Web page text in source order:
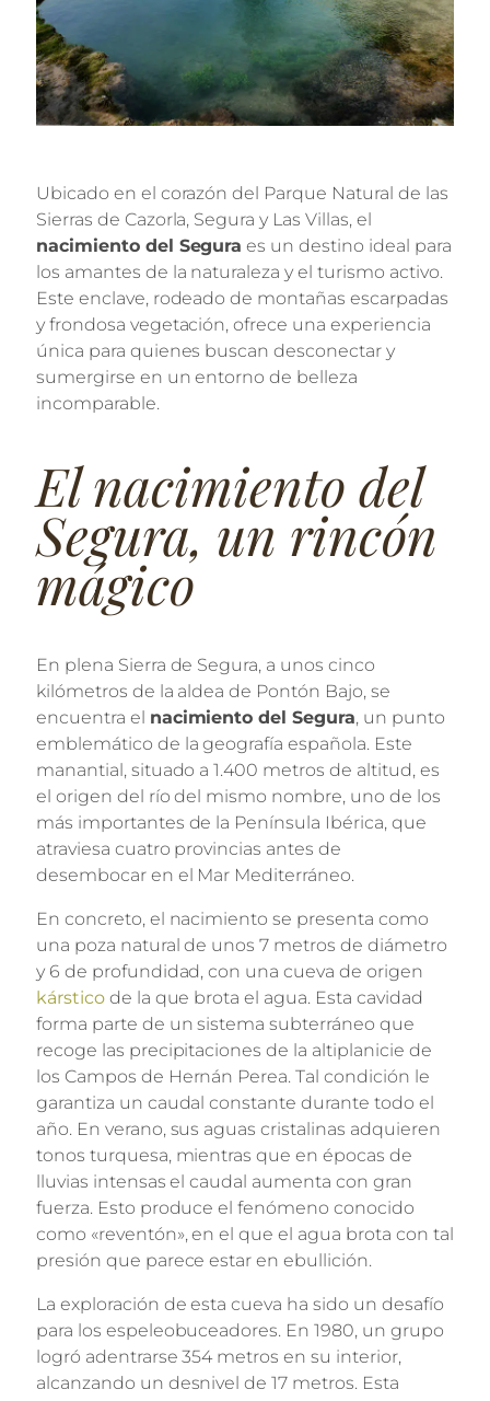
Ubicado en el corazón del Parque Natural de las
Sierras de Cazorla, Segura y Las Villas, el
nacimiento del Segura es un destino ideal para
los amantes de la naturaleza y el turismo activo.
Este enclave, rodeado de montañas escarpadas
y frondosa vegetación, ofrece una experiencia
única para quienes buscan desconectar y
sumergirse en un entorno de belleza
incomparable.
El nacimiento del
Segura, un rincón
mágico
En plena Sierra de Segura, a unos cinco
kilómetros de la aldea de Pontón Bajo, se
encuentra el nacimiento del Segura, un punto
emblemático de la geografía española. Este
manantial, situado a 1.400 metros de altitud, es
el origen del río del mismo nombre, uno de los
más importantes de la Península Ibérica, que
atraviesa cuatro provincias antes de
desembocar en el Mar Mediterráneo.
En concreto, el nacimiento se presenta como
una poza natural de unos 7 metros de diámetro
y 6 de profundidad, con una cueva de origen
kársticode la que brota el agua. Esta cavidad
forma parte de un sistema subterráneo que
recoge las precipitaciones de la altiplanicie de
los Campos de Hernán Perea. Tal condición le
garantiza un caudal constante durante todo el
año. En verano, sus aguas cristalinas adquieren
tonos turquesa, mientras que en épocas de
lluvias intensas el caudal aumenta con gran
fuerza. Esto produce el fenómeno conocido
como «reventón», en el que el agua brota con tal
presión que parece estar en ebullición.
La exploración de esta cueva ha sido un desafío
para los espeleobuceadores. En 1980, un grupo
logró adentrarse 354 metros en su interior,
alcanzando un desnivel de 17 metros. Esta